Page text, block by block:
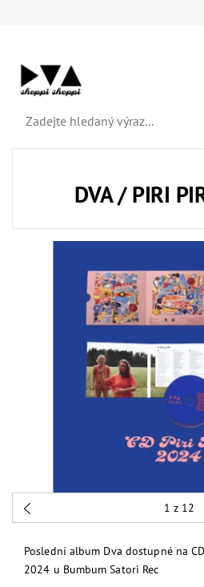
DVA / PIRI
1 z 12
Poslední album Dva dostupné na
2024 u Bumbum Satori Rec